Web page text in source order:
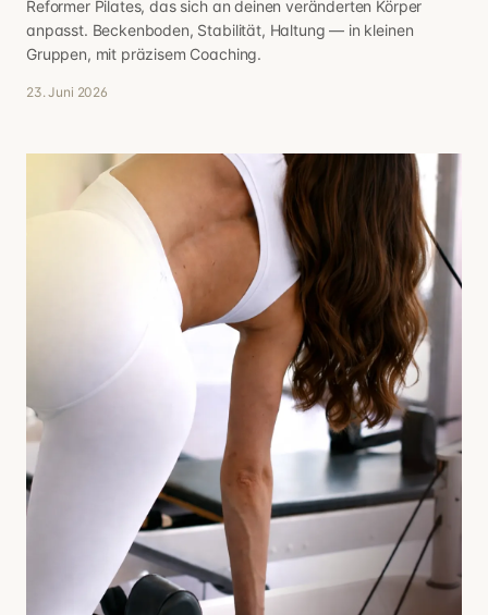
Reformer Pilates, das sich an deinen veränderten Körper
anpasst. Beckenboden, Stabilität, Haltung — in kleinen
Gruppen, mit präzisem Coaching.
23. Juni 2026